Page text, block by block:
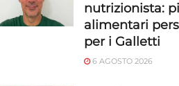
nutrizionista:
alimentari
per i Galletti
6 AGOSTO 2026